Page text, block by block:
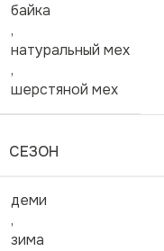
байка
,
натуральный мех
,
шерстяной мех
СЕЗОН
деми
,
зима